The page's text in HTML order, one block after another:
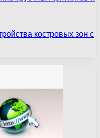
костровых зон с